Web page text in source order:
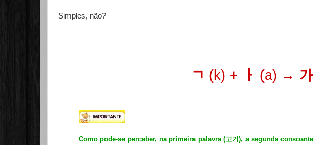
Simples, não?
ㄱ (k) + ㅏ (a) → 가
Como pode-se perceber, na primeira palavra (고기), a segunda